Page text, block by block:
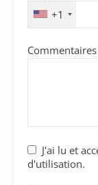
+1
J'ai lu et
d'utilisation.